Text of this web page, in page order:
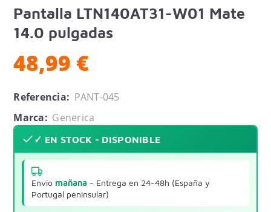
Pantalla LTN140AT31-W01 Mate
14.0 pulgadas
48,99 €
Referencia: PANT-045
Marca: Generica
✓ EN STOCK - DISPONIBLE
Envío mañana - Entrega en 24-48h (España y
Portugal peninsular)